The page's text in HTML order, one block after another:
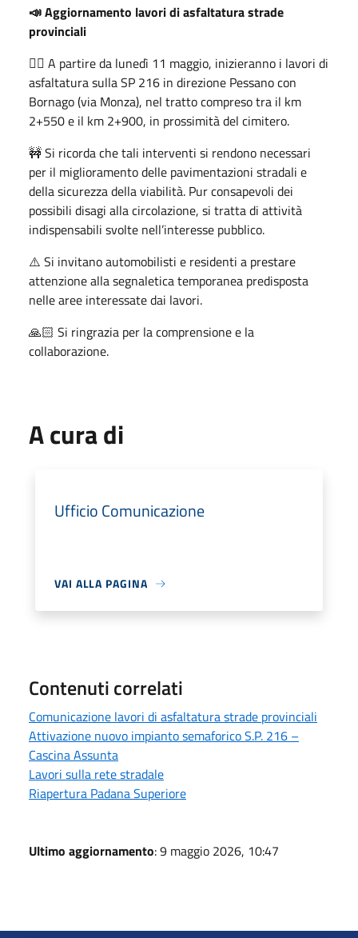
📣 Aggiornamento lavori di asfaltatura strade
provinciali
👉🏻 A partire da lunedì 11 maggio, inizieranno i lavori di
asfaltatura sulla SP 216 in direzione Pessano con
Bornago (via Monza), nel tratto compreso tra il km
2+550 e il km 2+900, in prossimità del cimitero.
🚧 Si ricorda che tali interventi si rendono necessari
per il miglioramento delle pavimentazioni stradali e
della sicurezza della viabilità. Pur consapevoli dei
possibili disagi alla circolazione, si tratta di attività
indispensabili svolte nell’interesse pubblico.
⚠️ Si invitano automobilisti e residenti a prestare
attenzione alla segnaletica temporanea predisposta
nelle aree interessate dai lavori.
🙏🏻 Si ringrazia per la comprensione e la
collaborazione.
A cura di
Ufficio Comunicazione
VAI ALLA PAGINA
Contenuti correlati
Comunicazione lavori di asfaltatura strade provinciali
Attivazione nuovo impianto semaforico S.P. 216 –
Cascina Assunta
Lavori sulla rete stradale
Riapertura Padana Superiore
Ultimo aggiornamento: 9 maggio 2026, 10:47